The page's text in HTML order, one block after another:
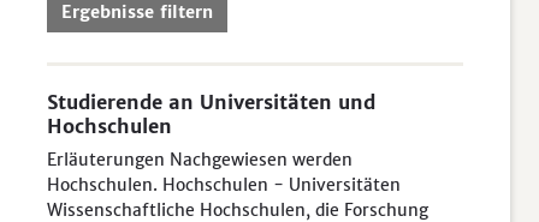
Ergebnisse filtern
Studierende an Universitäten und
Hochschulen
Erläuterungen Nachgewiesen werden
Hochschulen. Hochschulen - Universitäten
Wissenschaftliche Hochschulen, die Forschung